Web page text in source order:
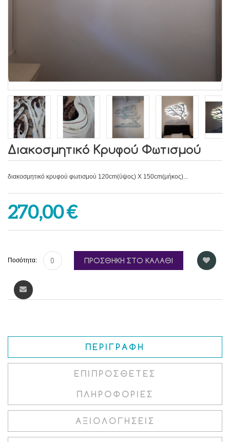
Διακοσμητικό Κρυφού Φωτισμού
διακοσμητικό κρυφού φωτισμού 120cm(ύψος) X 150cm(μήκος)...
270,00 €
Ποσότητα: ΠΡΟΣΘΉΚΗ ΣΤΟ ΚΑΛΆΘΙ
ΠΕΡΙΓΡΑΦΉ
ΕΠΙΠΡΌΣΘΕΤΕΣ
ΠΛΗΡΟΦΟΡΊΕΣ
ΑΞΙΟΛΟΓΉΣΕΙΣ